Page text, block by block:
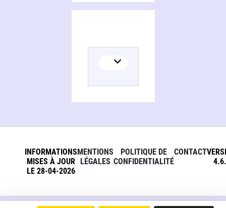
INFORMATIONS
MISES À JOUR
LE 28-04-2026
MENTIONS
LÉGALES
POLITIQUE DE
CONFIDENTIALITÉ
CONTACT